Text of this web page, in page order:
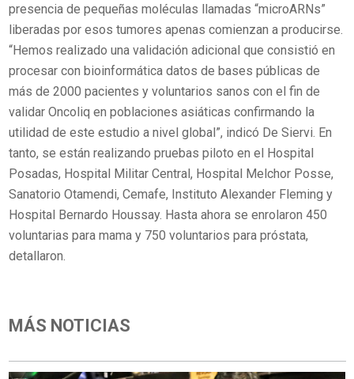
presencia de pequeñas moléculas llamadas “microARNs”
liberadas por esos tumores apenas comienzan a producirse.
“Hemos realizado una validación adicional que consistió en
procesar con bioinformática datos de bases públicas de
más de 2000 pacientes y voluntarios sanos con el fin de
validar Oncoliq en poblaciones asiáticas confirmando la
utilidad de este estudio a nivel global”, indicó De Siervi. En
tanto, se están realizando pruebas piloto en el Hospital
Posadas, Hospital Militar Central, Hospital Melchor Posse,
Sanatorio Otamendi, Cemafe, Instituto Alexander Fleming y
Hospital Bernardo Houssay. Hasta ahora se enrolaron 450
voluntarias para mama y 750 voluntarios para próstata,
detallaron.
MÁS NOTICIAS